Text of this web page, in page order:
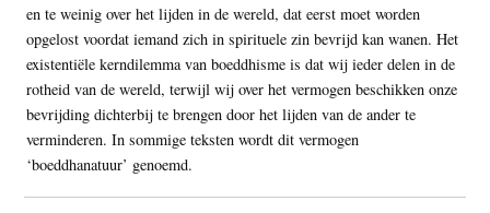
en te weinig over het lijden in de wereld, dat eerst moet worden
opgelost voordat iemand zich in spirituele zin bevrijd kan wanen. Het
existentiële kerndilemma van boeddhisme is dat wij ieder delen in de
rotheid van de wereld, terwijl wij over het vermogen beschikken onze
bevrijding dichterbij te brengen door het lijden van de ander te
verminderen. In sommige teksten wordt dit vermogen
‘boeddhanatuur’ genoemd.